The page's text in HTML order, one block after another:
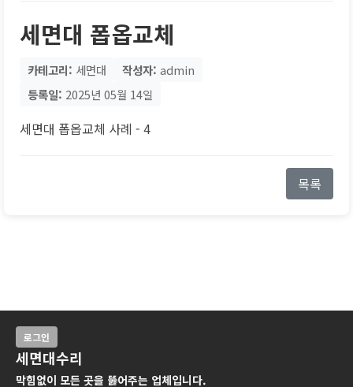
세면대 폽옵교체
카테고리: 세면대 작성자: admin
등록일: 2025년 05월 14일
세면대 폽옵교체 사례 - 4
목록
로그인
세면대수리
막힘없이 모든 곳을 뚫어주는 업체입니다.